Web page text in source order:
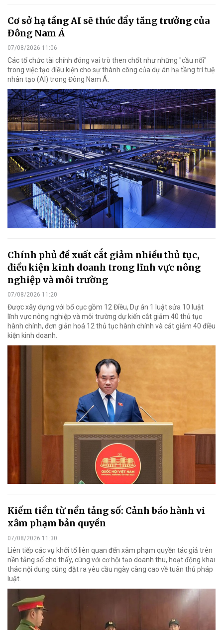
Cơ sở hạ tầng AI sẽ thúc đẩy tăng trưởng của
Đông Nam Á
07/08/2026 11:06
Các tổ chức tài chính đóng vai trò then chốt như những "cầu nối"
trong việc tạo điều kiện cho sự thành công của dự án hạ tầng trí tuệ
nhân tạo (AI) trong Đông Nam Á.
Chính phủ đề xuất cắt giảm nhiều thủ tục,
điều kiện kinh doanh trong lĩnh vực nông
nghiệp và môi trường
07/08/2026 11:20
Được xây dựng với bố cục gồm 12 Điều, Dự án 1 luật sửa 10 luật
lĩnh vực nông nghiệp và môi trường dự kiến cắt giảm 40 thủ tục
hành chính, đơn giản hoá 12 thủ tục hành chính và cắt giảm 40 điều
kiện kinh doanh.
Kiếm tiền từ nền tảng số: Cảnh báo hành vi
xâm phạm bản quyền
07/08/2026 11:30
Liên tiếp các vụ khởi tố liên quan đến xâm phạm quyền tác giả trên
nền tảng số cho thấy, cùng với cơ hội tạo doanh thu, hoạt động khai
thác nội dung cũng đặt ra yêu cầu ngày càng cao về tuân thủ pháp
luật.